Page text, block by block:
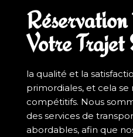
Votre Trajet
la qualité et la
primordiales, et cela
compétitifs. Nous
des services de
abordables, afin que